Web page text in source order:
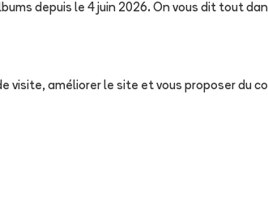
depuis le 4 juin 2026. On vous dit tout
visite, améliorer le site et vous proposer